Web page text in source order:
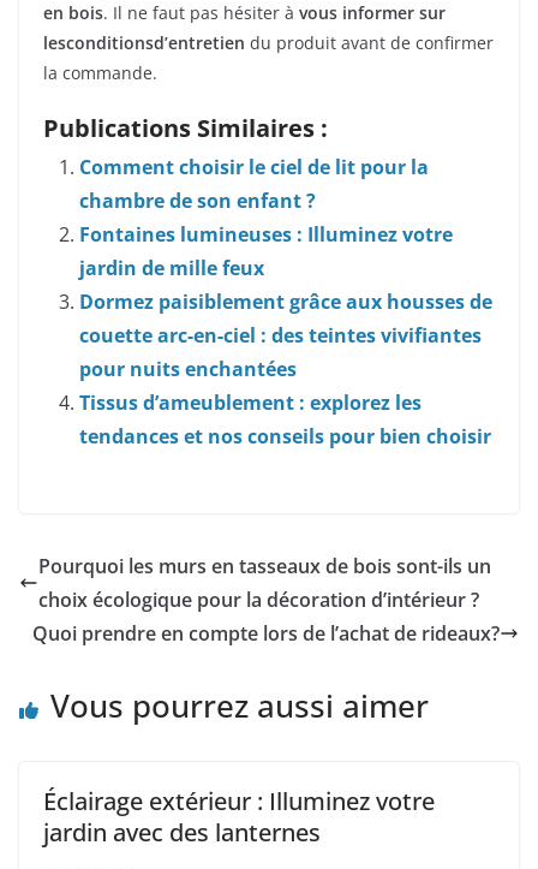
en bois. Il ne faut pas hésiter à vous informer sur
lesconditionsd’entretien du produit avant de confirmer
la commande.
Publications Similaires :
Comment choisir le ciel de lit pour la
chambre de son enfant ?
Fontaines lumineuses : Illuminez votre
jardin de mille feux
Dormez paisiblement grâce aux housses de
couette arc-en-ciel : des teintes vivifiantes
pour nuits enchantées
Tissus d’ameublement : explorez les
tendances et nos conseils pour bien choisir
Pourquoi les murs en tasseaux de bois sont-ils un
choix écologique pour la décoration d’intérieur ?
Quoi prendre en compte lors de l’achat de rideaux?
Vous pourrez aussi aimer
Éclairage extérieur : Illuminez votre
jardin avec des lanternes